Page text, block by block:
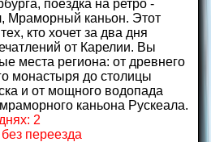
поездка на ретро -
Мраморный каньон. Этот
кто хочет за два дня
от Карелии. Вы
места региона: от древнего
монастыря до столицы
и от мощного водопада
каньона Рускеала.
2
переезда